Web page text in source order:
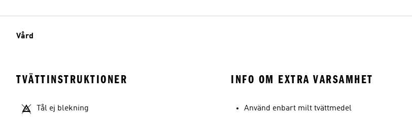
Vård
TVÄTTINSTRUKTIONER
Tål ej blekning
INFO OM EXTRA VARSAMHET
Använd enbart milt tvättmedel